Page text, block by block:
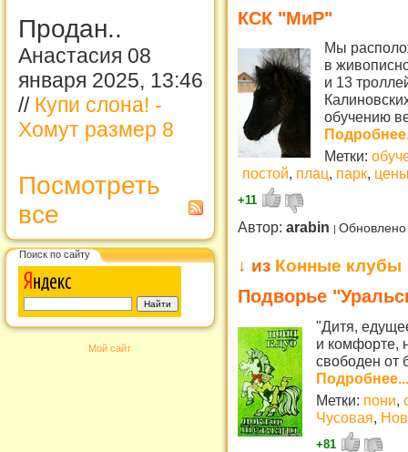
Продан..
Анастасия 08
января 2025, 13:46
// Купи слона! -
Хомут размер 8
Посмотреть
все
Поиск по сайту
Мой сайт
КСК "МиР"
Мы
в
и 13
обучению
Метки:
постой, плац, парк,
+11
Автор: arabin
↓ из Конные клубы
Подворье
"Дитя,
и комфорте,
свободен от
Подробнее...
Метки: пони,
Чусовая,
+81